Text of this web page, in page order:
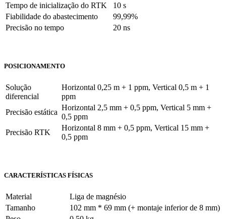
Tempo de inicialização do RTK
10 s
Fiabilidade do abastecimento
99,99%
Precisão no tempo
20 ns
POSICIONAMENTO
Solução
diferencial
Horizontal 0,25 m + 1 ppm, Vertical 0,5 m + 1
ppm
Precisão estática
Horizontal 2,5 mm + 0,5 ppm, Vertical 5 mm +
0,5 ppm
Precisão RTK
Horizontal 8 mm + 0,5 ppm, Vertical 15 mm +
0,5 ppm
CARACTERÍSTICAS FÍSICAS
Material
Liga de magnésio
Tamanho
102 mm * 69 mm (+ montaje inferior de 8 mm)